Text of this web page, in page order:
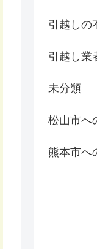
引越しの
引越し業
未分類
松山市へ
熊本市へ